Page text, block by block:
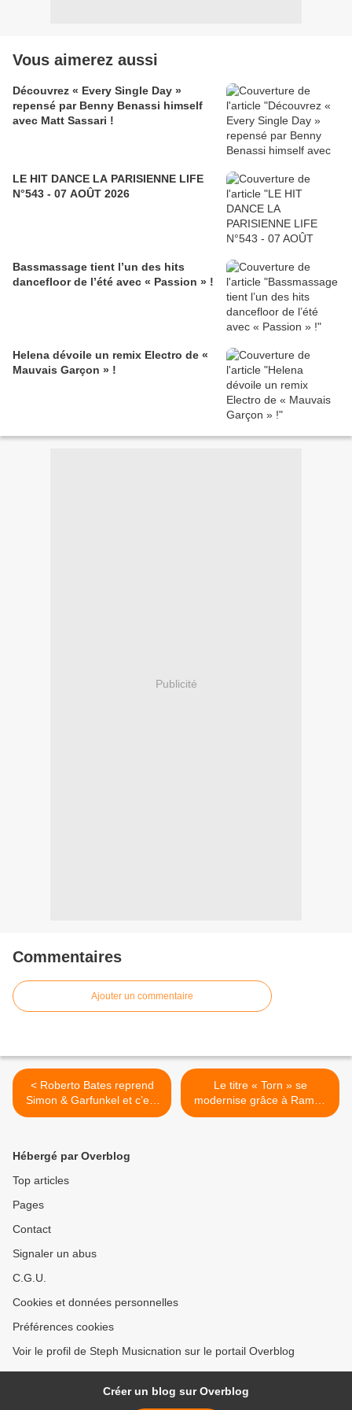
Vous aimerez aussi
Découvrez « Every Single Day »
repensé par Benny Benassi himself
avec Matt Sassari !
LE HIT DANCE LA PARISIENNE LIFE
N°543 - 07 AOÛT 2026
Bassmassage tient l’un des hits
dancefloor de l’été avec « Passion » !
Helena dévoile un remix Electro de «
Mauvais Garçon » !
Publicité
Commentaires
Ajouter un commentaire
< Roberto Bates reprend
Simon & Garfunkel et c’est
top !
Le titre « Torn » se
modernise grâce à Ramba
Zamba ! >
Hébergé par Overblog
Top articles
Pages
Contact
Signaler un abus
C.G.U.
Cookies et données personnelles
Préférences cookies
Voir le profil de Steph Musicnation sur le portail Overblog
Créer un blog sur Overblog